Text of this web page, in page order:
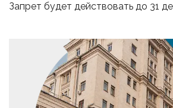
Запрет будет действовать до 31